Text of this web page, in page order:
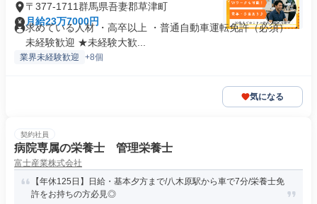
〒377-1711群馬県吾妻郡草津町
月給23万7000円
求めている人材 ・高卒以上 ・普通自動車運転免許（必須） ・
未経験歓迎 ★未経験大歓...
業界未経験歓迎 +8個
気になる
契約社員
病院専属の栄養士 管理栄養士
富士産業株式会社
【年休125日】日給・基本夕方まで/八木原駅から車で7分/栄養士免
許をお持ちの方必見◎